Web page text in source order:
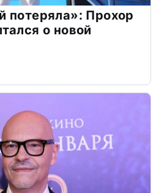
потеряла»: Прохор
о новой